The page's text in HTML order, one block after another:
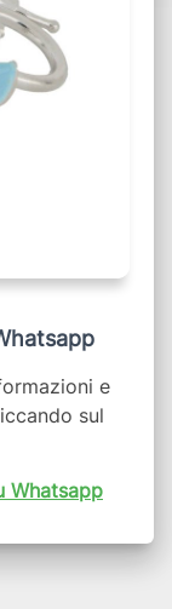
e
sul
Whatsapp